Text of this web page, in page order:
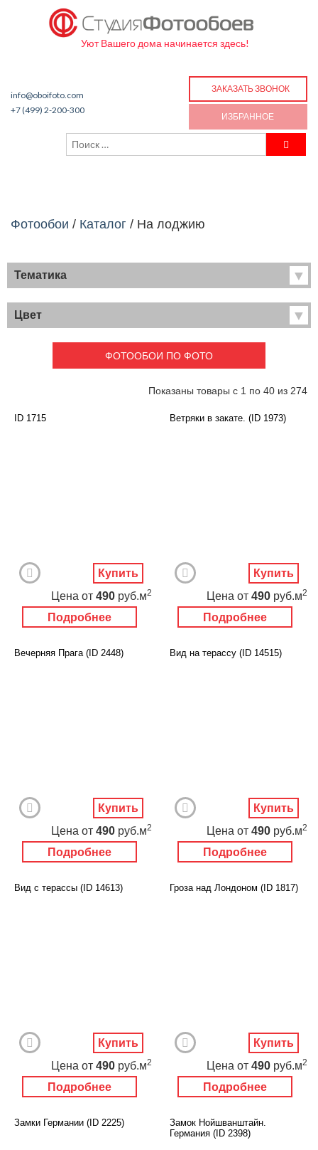
Уют Вашего дома начинается здесь!
info@oboifoto.com
+7 (499) 2-200-300
ЗАКАЗАТЬ ЗВОНОК
ИЗБРАННОЕ
Фотообои / Каталог / На лоджию
Тематика
Хиты продаж
Фрески
Детские
Карты
Перспектива
Города
Живопись
Природа
Моря и пляжи
Цвет
ФОТООБОИ ПО ФОТО
Показаны товары с 1 по 40 из 274
ID 1715
Подробнее
Цена от 490 руб.м2
Купить
Ветряки в закате. (ID 1973)
Подробнее
Цена от 490 руб.м2
Купить
Вечерняя Прага (ID 2448)
Подробнее
Цена от 490 руб.м2
Купить
Вид на терассу (ID 14515)
Подробнее
Цена от 490 руб.м2
Купить
Вид с терассы (ID 14613)
Подробнее
Цена от 490 руб.м2
Купить
Гроза над Лондоном (ID 1817)
Подробнее
Цена от 490 руб.м2
Купить
Замки Германии (ID 2225)
Замок Нойшванштайн.
Германия (ID 2398)